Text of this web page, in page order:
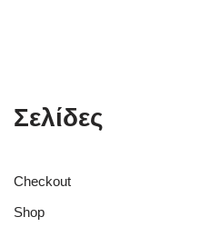
Σελίδες
Checkout
Shop